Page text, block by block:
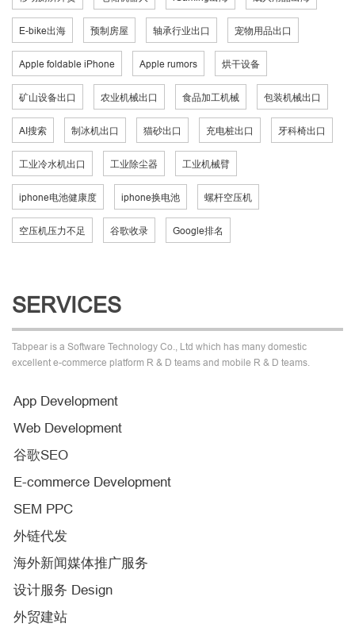
E-bike出海 预制房屋 轴承行业出口 宠物用品出口
Apple foldable iPhone Apple rumors 烘干设备
矿山设备出口 农业机械出口 食品加工机械 包装机械出口
AI搜索 制冰机出口 猫砂出口 充电桩出口 牙科椅出口
工业冷水机出口 工业除尘器 工业机械臂
iphone电池健康度 iphone换电池 螺杆空压机
空压机压力不足 谷歌收录 Google排名
SERVICES
Tabpear is a Software Technology Co., Ltd which has many domestic
excellent e-commerce platform R & D teams and mobile R & D teams.
App Development
Web Development
谷歌SEO
E-commerce Development
SEM PPC
外链代发
海外新闻媒体推广服务
设计服务 Design
外贸建站